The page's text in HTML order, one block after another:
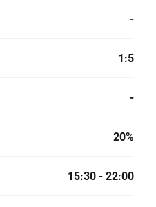
-
1:5
-
20%
15:30 - 22:00